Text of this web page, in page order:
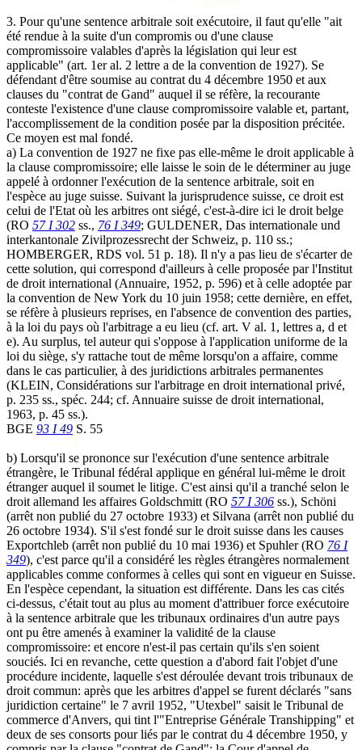
3. Pour qu'une sentence arbitrale soit exécutoire, il faut qu'elle "ait
été rendue à la suite d'un compromis ou d'une clause
compromissoire valables d'après la législation qui leur est
applicable" (art. 1er al. 2 lettre a de la convention de 1927). Se
défendant d'être soumise au contrat du 4 décembre 1950 et aux
clauses du "contrat de Gand" auquel il se réfère, la recourante
conteste l'existence d'une clause compromissoire valable et, partant,
l'accomplissement de la condition posée par la disposition précitée.
Ce moyen est mal fondé.
a) La convention de 1927 ne fixe pas elle-même le droit applicable à
la clause compromissoire; elle laisse le soin de le déterminer au juge
appelé à ordonner l'exécution de la sentence arbitrale, soit en
l'espèce au juge suisse. Suivant la jurisprudence suisse, ce droit est
celui de l'Etat où les arbitres ont siégé, c'est-à-dire ici le droit belge
(RO 57 I 302 ss., 76 I 349; GULDENER, Das internationale und
interkantonale Zivilprozessrecht der Schweiz, p. 110 ss.;
HOMBERGER, RDS vol. 51 p. 18). Il n'y a pas lieu de s'écarter de
cette solution, qui correspond d'ailleurs à celle proposée par l'Institut
de droit international (Annuaire, 1952, p. 596) et à celle adoptée par
la convention de New York du 10 juin 1958; cette dernière, en effet,
se réfère à plusieurs reprises, en l'absence de convention des parties,
à la loi du pays où l'arbitrage a eu lieu (cf. art. V al. 1, lettres a, d et
e). Au surplus, tel auteur qui s'oppose à l'application uniforme de la
loi du siège, s'y rattache tout de même lorsqu'on a affaire, comme
dans le cas particulier, à des juridictions arbitrales permanentes
(KLEIN, Considérations sur l'arbitrage en droit international privé,
p. 235 ss., spéc. 244; cf. Annuaire suisse de droit international,
1963, p. 45 ss.).
BGE 93 I 49 S. 55
b) Lorsqu'il se prononce sur l'exécution d'une sentence arbitrale
étrangère, le Tribunal fédéral applique en général lui-même le droit
étranger auquel il soumet le litige. C'est ainsi qu'il a tranché selon le
droit allemand les affaires Goldschmitt (RO 57 I 306 ss.), Schöni
(arrêt non publié du 27 octobre 1933) et Silvana (arrêt non publié du
26 octobre 1934). S'il s'est fondé sur le droit suisse dans les causes
Exportchleb (arrêt non publié du 10 mai 1936) et Spuhler (RO 76 I
349), c'est parce qu'il a considéré les règles étrangères normalement
applicables comme conformes à celles qui sont en vigueur en Suisse.
En l'espèce cependant, la situation est différente. Dans les cas cités
ci-dessus, c'était tout au plus au moment d'attribuer force exécutoire
à la sentence arbitrale que les tribunaux ordinaires d'un autre pays
ont pu être amenés à examiner la validité de la clause
compromissoire: et encore n'est-il pas certain qu'ils s'en soient
souciés. Ici en revanche, cette question a d'abord fait l'objet d'une
procédure incidente, laquelle s'est déroulée devant trois tribunaux de
droit commun: après que les arbitres d'appel se furent déclarés "sans
juridiction certaine" le 7 avril 1952, "Utexbel" saisit le Tribunal de
commerce d'Anvers, qui tint l'"Entreprise Générale Transhipping" et
deux de ses consorts pour liés par le contrat du 4 décembre 1950, y